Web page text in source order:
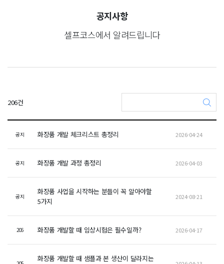
공지사항
셀프코스에서 알려드립니다
206건
공지 화장품 개발 체크리스트 총정리 2026-04-24
공지 화장품 개발 과정 총정리 2026-04-03
공지
화장품 사업을 시작하는 분들이 꼭 알아야할
5가지
2024-08-21
206 화장품 개발할 때 임상시험은 필수일까? 2026-04-17
화장품 개발할 때 샘플과 본 생산이 달라지는